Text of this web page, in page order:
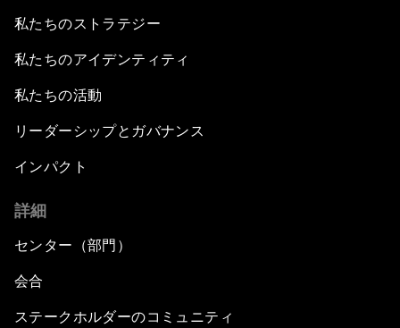
私たちのストラテジー
私たちのアイデンティティ
私たちの活動
リーダーシップとガバナンス
インパクト
詳細
センター（部門）
会合
ステークホルダーのコミュニティ